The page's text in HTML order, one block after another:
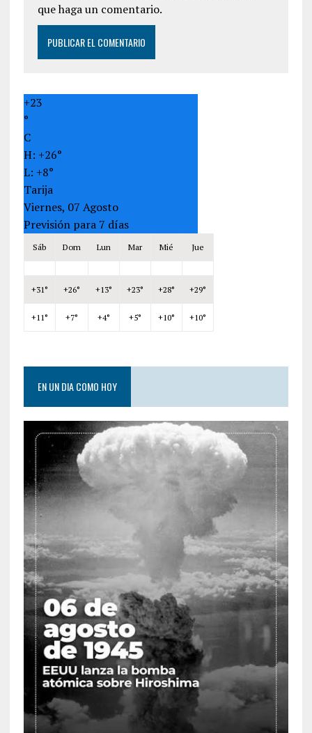
que haga un comentario.
+23
°
C
H: +26°
L: +8°
Tarija
Viernes, 07 Agosto
Previsión para 7 días
Sáb Dom Lun Mar Mié Jue
+31° +26° +13° +23° +28° +29°
+11° +7° +4° +5° +10° +10°
EN UN DIA COMO HOY